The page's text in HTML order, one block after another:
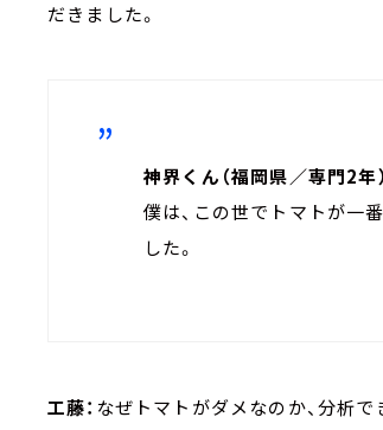
だきました。
神界くん（福岡県／専門2年）
僕は、この世でトマトが一
した。
工藤： なぜトマトがダメなのか、分析で